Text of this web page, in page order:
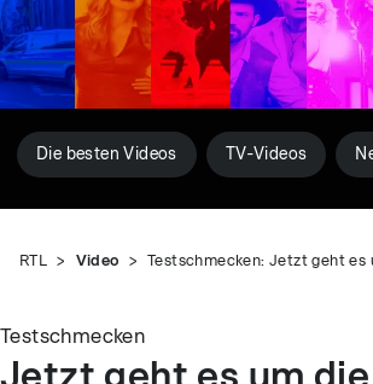
Die besten Videos TV-Videos
RTL Video Testschmecken: Jetzt geht es
Testschmecken